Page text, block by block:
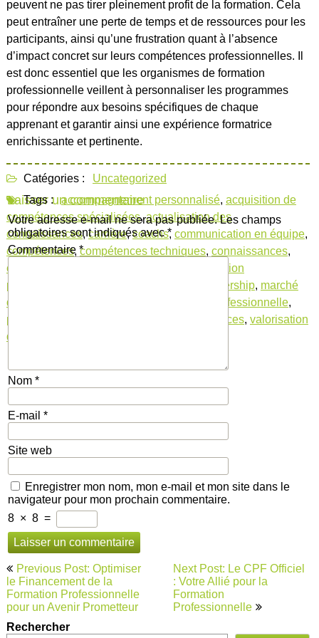
peuvent ne pas tirer pleinement profit de la formation. Cela
peut entraîner une perte de temps et de ressources pour les
participants, ainsi qu’une frustration quant à l’absence
d’impact concret sur leurs compétences professionnelles. Il
est donc essentiel que les organismes de formation
professionnelle veillent à personnaliser les programmes
pour répondre aux besoins spécifiques de chaque
apprenant et garantir ainsi une expérience formatrice
enrichissante et pertinente.
Catégories :
Uncategorized
Tags : accompagnement personnalisé, acquisition de
compétences spécialisées,actualisation des
connaissances,carrière,coachs, communication en équipe,
compétences,compétences techniques, connaissances,
cours
formation
professionnelle
leadership, marché
du travail
organisme formation professionnelle,
programmes
tendances, valorisation
des compétences
Laisser un commentaire
Votre adresse e-mail ne sera pas publiée. Les champs
obligatoires sont indiqués avec*
Commentaire *
Nom *
E-mail *
Site web
Enregistrer mon nom, mon e-mail et mon site dans le
navigateur pour mon prochain commentaire.
8 × 8 =
Navigation
de
l’article
Previous Post: Optimiser
le Financement de la
Formation Professionnelle
pour un Avenir Prometteur
Next Post: Le CPF Officiel
: Votre Allié pour la
Formation
Professionnelle
Rechercher